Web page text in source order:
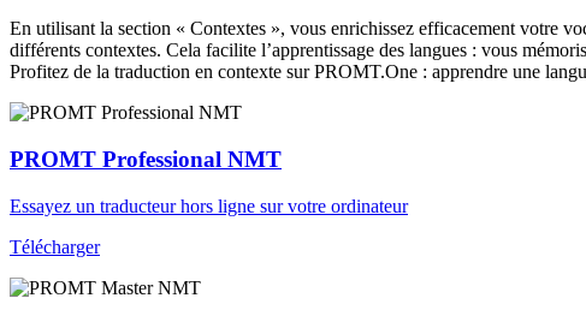
En utilisant la section « Contextes », vous enrichissez efficacement votre
différents contextes. Cela facilite l’apprentissage des langues : vous
Profitez de la traduction en contexte sur PROMT.One : apprendre une
PROMT Professional NMT
Essayez un traducteur hors ligne sur votre ordinateur
Télécharger